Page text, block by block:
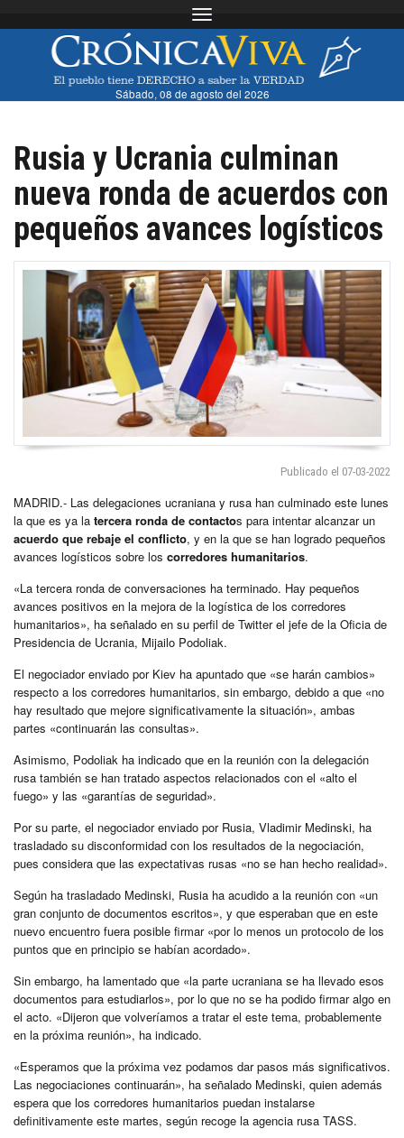
Toggle navigation
Sábado, 08 de agosto del 2026
Rusia y Ucrania culminan
nueva ronda de acuerdos con
pequeños avances logísticos
Publicado el 07-03-2022
MADRID.- Las delegaciones ucraniana y rusa han culminado este lunes
la que es ya la tercera ronda de contactos para intentar alcanzar un
acuerdo que rebaje el conflicto, y en la que se han logrado pequeños
avances logísticos sobre los corredores humanitarios.
«La tercera ronda de conversaciones ha terminado. Hay pequeños
avances positivos en la mejora de la logística de los corredores
humanitarios», ha señalado en su perfil de Twitter el jefe de la Oficia de
Presidencia de Ucrania, Mijailo Podoliak.
El negociador enviado por Kiev ha apuntado que «se harán cambios»
respecto a los corredores humanitarios, sin embargo, debido a que «no
hay resultado que mejore significativamente la situación», ambas
partes «continuarán las consultas».
Asimismo, Podoliak ha indicado que en la reunión con la delegación
rusa también se han tratado aspectos relacionados con el «alto el
fuego» y las «garantías de seguridad».
Por su parte, el negociador enviado por Rusia, Vladimir Medinski, ha
trasladado su disconformidad con los resultados de la negociación,
pues considera que las expectativas rusas «no se han hecho realidad».
Según ha trasladado Medinski, Rusia ha acudido a la reunión con «un
gran conjunto de documentos escritos», y que esperaban que en este
nuevo encuentro fuera posible firmar «por lo menos un protocolo de los
puntos que en principio se habían acordado».
Sin embargo, ha lamentado que «la parte ucraniana se ha llevado esos
documentos para estudiarlos», por lo que no se ha podido firmar algo en
el acto. «Dijeron que volveríamos a tratar el este tema, probablemente
en la próxima reunión», ha indicado.
«Esperamos que la próxima vez podamos dar pasos más significativos.
Las negociaciones continuarán», ha señalado Medinski, quien además
espera que los corredores humanitarios puedan instalarse
definitivamente este martes, según recoge la agencia rusa TASS.